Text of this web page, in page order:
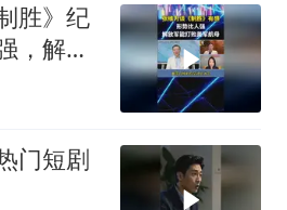
胜》纪
，解放
门短剧